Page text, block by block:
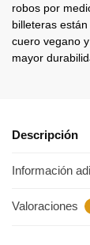
robos por
billeteras
cuero vegano
mayor
Descripción
Información
Valoraciones